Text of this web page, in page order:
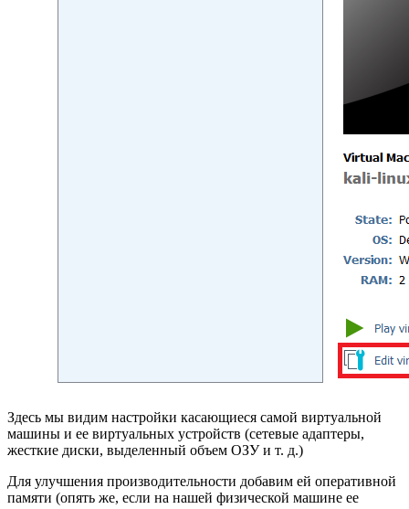
Здесь мы видим настройки касающиеся самой виртуальной
машины и ее виртуальных устройств (сетевые адаптеры,
жесткие диски, выделенный объем ОЗУ и т. д.)
Для улучшения производительности добавим ей оперативной
памяти (опять же, если на нашей физической машине ее